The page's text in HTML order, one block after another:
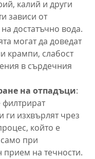
калий и други
зависи от
достатъчно вода.
могат да доведат
крампи, слабост
в сърдечния
на отпадъци:
ги изхвърлят чрез
който е
при
прием на течности.